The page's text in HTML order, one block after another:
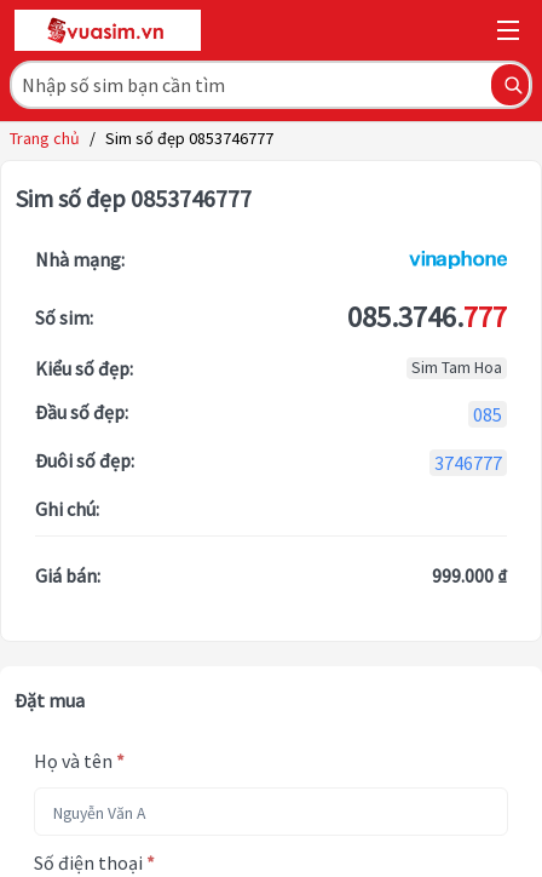
Trang chủ / Sim số đẹp 0853746777
Sim số đẹp 0853746777
Nhà mạng:
Số sim: 085.3746.777
Kiểu số đẹp: Sim Tam Hoa
Đầu số đẹp:
085
Đuôi số đẹp:
3746777
Ghi chú:
Giá bán: 999.000 ₫
Đặt mua
Họ và tên *
Số điện thoại *